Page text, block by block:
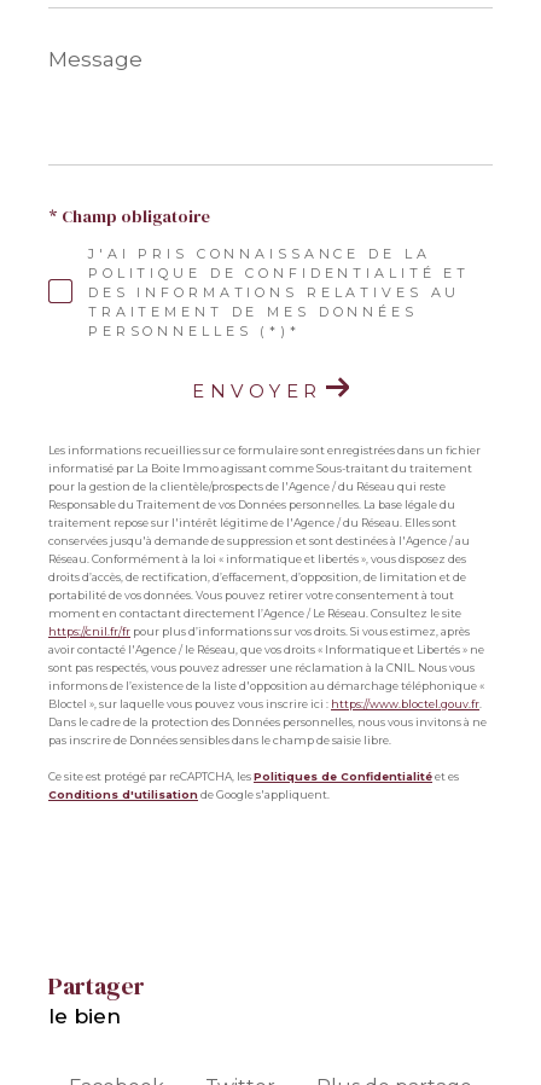
Message
*
J'AI PRIS CONNAISSANCE DE LA
POLITIQUE DE CONFIDENTIALITÉ ET
DES INFORMATIONS RELATIVES AU
TRAITEMENT DE MES DONNÉES
PERSONNELLES (*)*
* Champ obligatoire
ENVOYER
Les informations recueillies sur ce formulaire sont enregistrées dans un fichier
informatisé par La Boite Immo agissant comme Sous-traitant du traitement
pour la gestion de la clientèle/prospects de l'Agence / du Réseau qui reste
Responsable du Traitement de vos Données personnelles. La base légale du
traitement repose sur l'intérêt légitime de l'Agence / du Réseau. Elles sont
conservées jusqu'à demande de suppression et sont destinées à l'Agence / au
Réseau. Conformément à la loi « informatique et libertés », vous disposez des
droits d’accès, de rectification, d’effacement, d’opposition, de limitation et de
portabilité de vos données. Vous pouvez retirer votre consentement à tout
moment en contactant directement l’Agence / Le Réseau. Consultez le site
https://cnil.fr/fr pour plus d’informations sur vos droits. Si vous estimez, après
avoir contacté l'Agence / le Réseau, que vos droits « Informatique et Libertés » ne
sont pas respectés, vous pouvez adresser une réclamation à la CNIL. Nous vous
informons de l’existence de la liste d'opposition au démarchage téléphonique «
Bloctel », sur laquelle vous pouvez vous inscrire ici : https://www.bloctel.gouv.fr.
Dans le cadre de la protection des Données personnelles, nous vous invitons à ne
pas inscrire de Données sensibles dans le champ de saisie libre.
Ce site est protégé par reCAPTCHA, lesPolitiques de Confidentialitéet es
Conditions d'utilisationde Google s'appliquent.
partager
le bien